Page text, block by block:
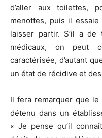
d’aller aux toilettes,
menottes, puis il
laisser partir. S’il a de
médicaux, on peut
caractérisée, d’autant
un état de récidive et
Il fera remarquer que le
détenu dans un
« Je pense qu’il